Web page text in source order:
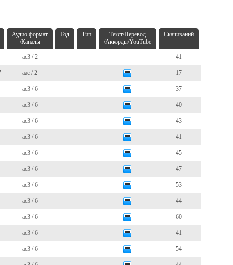
Аудио формат
/Каналы
Год Тип
Текст/Перевод
/Аккорды/YouTube
Скачиваний
ac3 / 2 41
aac / 2 17
ac3 / 6 37
ac3 / 6 40
ac3 / 6 43
ac3 / 6 41
ac3 / 6 45
ac3 / 6 47
ac3 / 6 53
ac3 / 6 44
ac3 / 6 60
ac3 / 6 41
ac3 / 6 54